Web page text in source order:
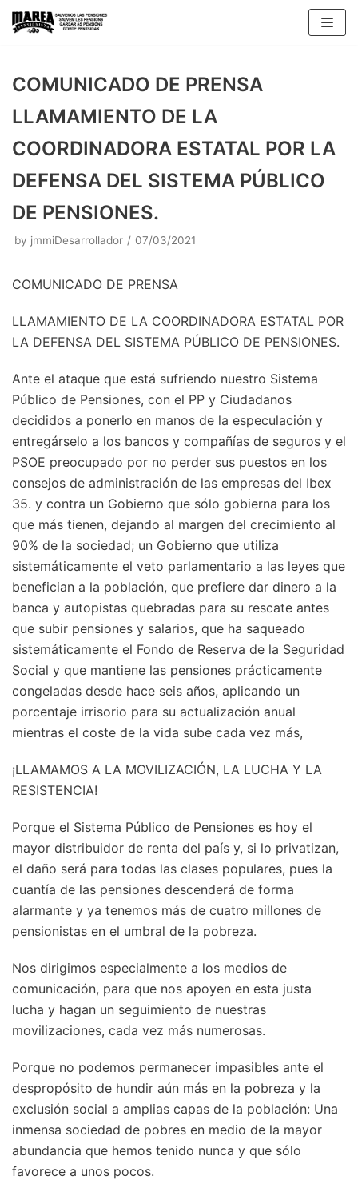
Skip
COMUNICADO DE PRENSA
LLAMAMIENTO DE LA
COORDINADORA ESTATAL POR LA
DEFENSA DEL SISTEMA PÚBLICO
DE PENSIONES.
by jmmiDesarrollador 07/03/2021
COMUNICADO DE PRENSA
LLAMAMIENTO DE LA COORDINADORA ESTATAL POR
LA DEFENSA DEL SISTEMA PÚBLICO DE PENSIONES.
Ante el ataque que está sufriendo nuestro Sistema
Público de Pensiones, con el PP y Ciudadanos
decididos a ponerlo en manos de la especulación y
entregárselo a los bancos y compañías de seguros y el
PSOE preocupado por no perder sus puestos en los
consejos de administración de las empresas del Ibex
35. y contra un Gobierno que sólo gobierna para los
que más tienen, dejando al margen del crecimiento al
90% de la sociedad; un Gobierno que utiliza
sistemáticamente el veto parlamentario a las leyes que
benefician a la población, que prefiere dar dinero a la
banca y autopistas quebradas para su rescate antes
que subir pensiones y salarios, que ha saqueado
sistemáticamente el Fondo de Reserva de la Seguridad
Social y que mantiene las pensiones prácticamente
congeladas desde hace seis años, aplicando un
porcentaje irrisorio para su actualización anual
mientras el coste de la vida sube cada vez más,
¡LLAMAMOS A LA MOVILIZACIÓN, LA LUCHA Y LA
RESISTENCIA!
Porque el Sistema Público de Pensiones es hoy el
mayor distribuidor de renta del país y, si lo privatizan,
el daño será para todas las clases populares, pues la
cuantía de las pensiones descenderá de forma
alarmante y ya tenemos más de cuatro millones de
pensionistas en el umbral de la pobreza.
Nos dirigimos especialmente a los medios de
comunicación, para que nos apoyen en esta justa
lucha y hagan un seguimiento de nuestras
movilizaciones, cada vez más numerosas.
Porque no podemos permanecer impasibles ante el
despropósito de hundir aún más en la pobreza y la
exclusión social a amplias capas de la población: Una
inmensa sociedad de pobres en medio de la mayor
abundancia que hemos tenido nunca y que sólo
favorece a unos pocos.